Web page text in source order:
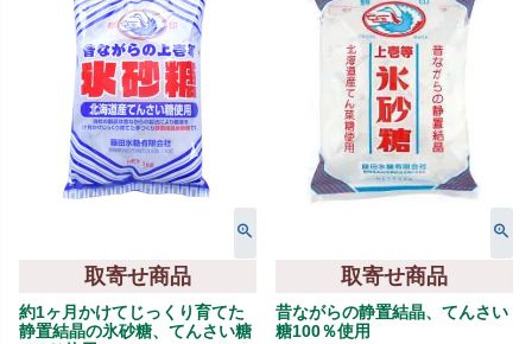
取寄せ商品
約1ヶ月かけてじっくり育てた
静置結晶の氷砂糖、てんさい糖
取寄せ商品
昔ながらの静置結晶、てんさい
糖100％使用